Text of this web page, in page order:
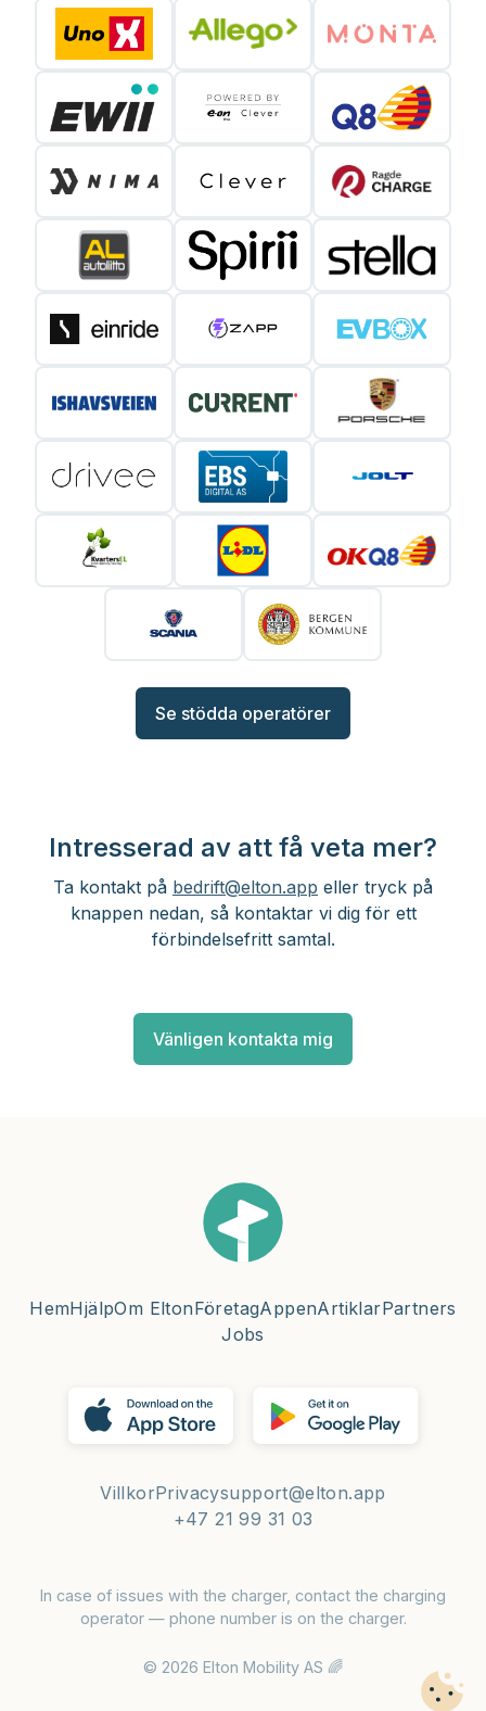
Se stödda operatörer
Intresserad av att få veta mer?
Ta kontakt på bedrift@elton.app eller tryck på
knappen nedan, så kontaktar vi dig för ett
förbindelsefritt samtal.
Vänligen kontakta mig
HemHjälpOm EltonFöretagAppenArtiklarPartners
Jobs
VillkorPrivacysupport@elton.app
+47 21 99 31 03
In case of issues with the charger, contact the charging
operator — phone number is on the charger.
© 2026 Elton Mobility AS 🌈